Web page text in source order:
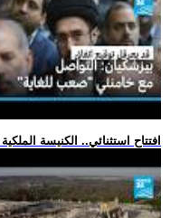
.. افتتاح استثنائي.. الكنيسة